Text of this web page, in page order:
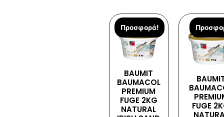
Προσφορά!
BAUMIT
BAUMACOL
PREMIUM
FUGE 2KG
NATURAL
FUGE